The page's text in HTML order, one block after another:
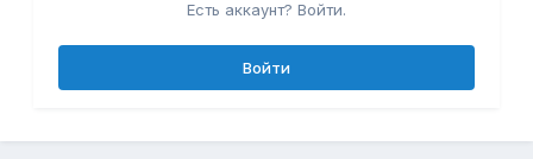
Есть аккаунт? Войти.
Войти